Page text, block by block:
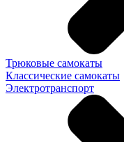
Трюковые самокаты
Классические самокаты
Электротранспорт